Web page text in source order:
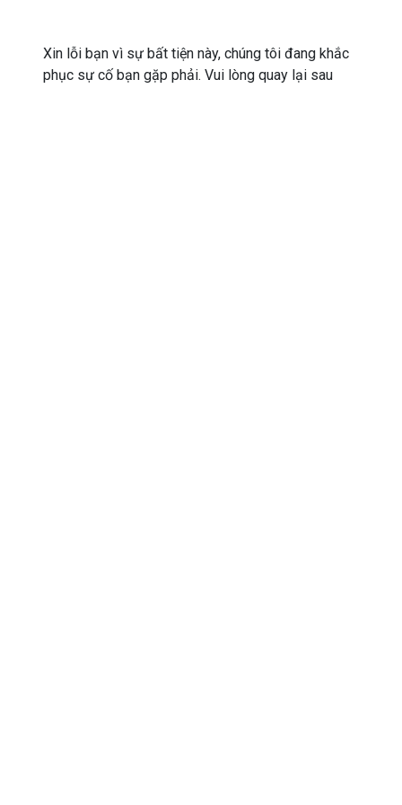
Xin lỗi bạn vì sự bất tiện này, chúng tôi đang khắc
phục sự cố bạn gặp phải. Vui lòng quay lại sau